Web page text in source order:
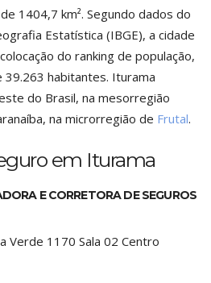
1404,7 km². Segundo dados do
Estatística (IBGE), a cidade
do ranking de população,
39.263 habitantes. Iturama
do Brasil, na mesorregião
na microrregião de Frutal.
em Iturama
E CORRETORA DE SEGUROS
Verde 1170 Sala 02 Centro